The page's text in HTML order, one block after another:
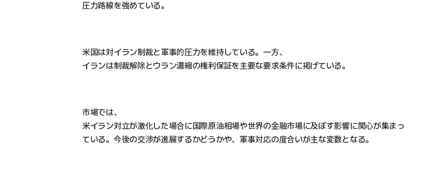
圧力路線を強めている。
米国は対イラン制裁と軍事的圧力を維持している。一方、
イランは制裁解除とウラン濃縮の権利保証を主要な要求条件に掲げている。
市場では、
米イラン対立が激化した場合に国際原油相場や世界の金融市場に及ぼす影響に関心が集まっ
ている。今後の交渉が進展するかどうかや、軍事対応の度合いが主な変数となる。